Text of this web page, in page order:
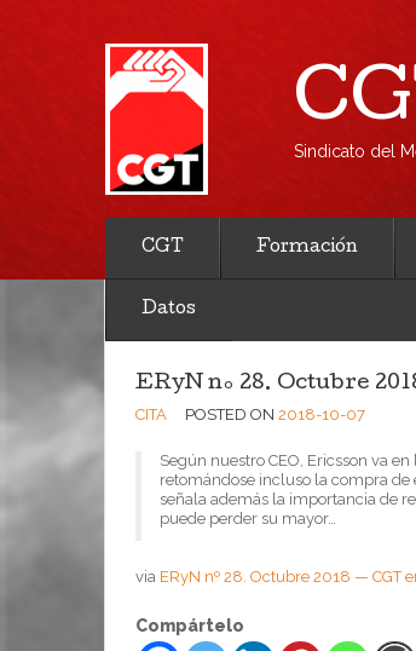
Sindicato del
CGT Formación
Datos
ERyN nº 28. Octubre
CITA POSTED ON 2018-10-07
Según nuestro CEO, Ericsson va
retomándose incluso la compra de
señala además la importancia de
puede perder su mayor…
via ERyN nº 28. Octubre 2018 — CGT
Compártelo